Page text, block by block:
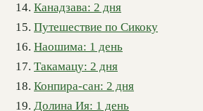
Канадзава: 2 дня
Путешествие по Сикоку
Наошима: 1 день
Такамацу: 2 дня
Конпира-сан: 2 дня
Долина Ия: 1 день